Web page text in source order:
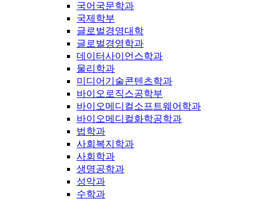
국어국문학과
국제학부
글로벌경영대학
글로벌경영학과
데이터사이언스학과
물리학과
미디어기술콘텐츠학과
바이오로직스공학부
바이오메디컬소프트웨어학과
바이오메디컬화학공학과
법학과
사회복지학과
사회학과
생명공학과
성악과
수학과